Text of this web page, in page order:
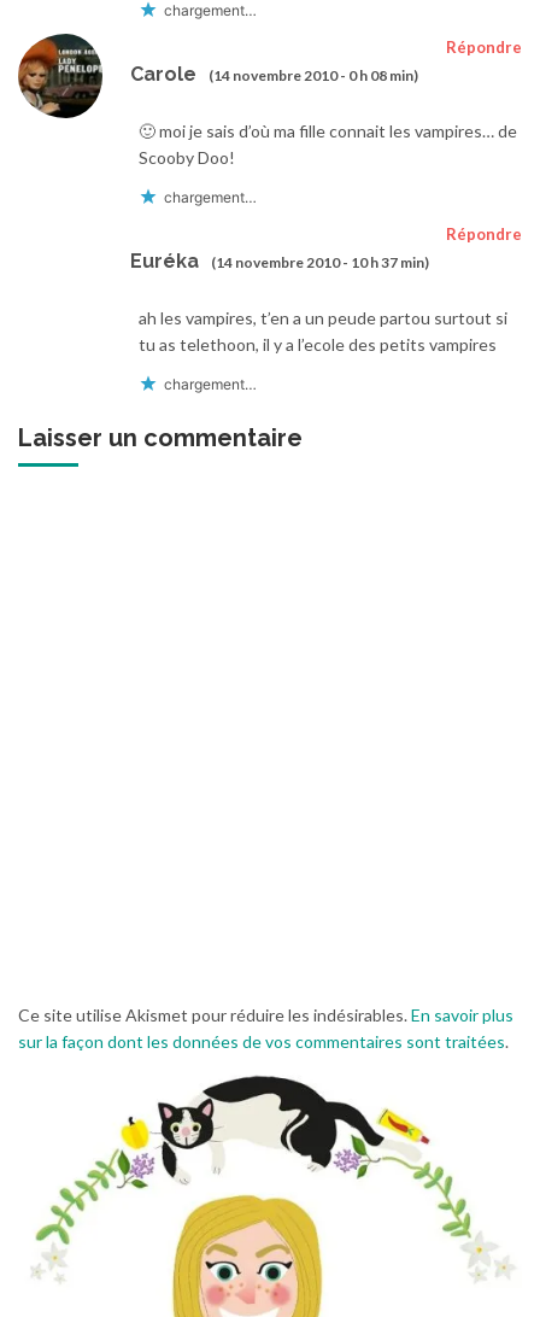
chargement…
Carole (14 novembre 2010 - 0 h 08 min)
Répondre
🙂 moi je sais d’où ma fille connait les vampires… de
Scooby Doo!
chargement…
Euréka (14 novembre 2010 - 10 h 37 min)
Répondre
ah les vampires, t’en a un peude partou surtout si
tu as telethoon, il y a l’ecole des petits vampires
chargement…
Laisser un commentaire
Ce site utilise Akismet pour réduire les indésirables.En savoir plus
sur la façon dont les données de vos commentaires sont traitées.